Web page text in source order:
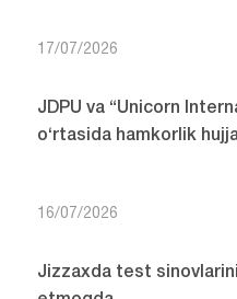
17/07/2026
JDPU va “Unicorn
o‘rtasida hamkorlik
16/07/2026
Jizzaxda test